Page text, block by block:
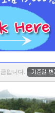
입니다.